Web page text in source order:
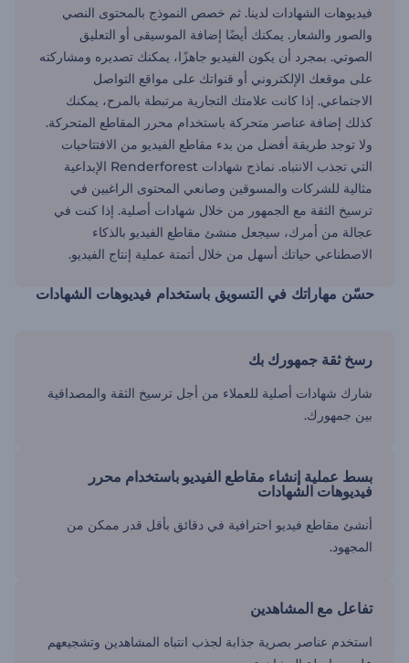
فيديوهات الشهادات لدينا. ثم خصص النموذج بالمحتوى النصي
والصور والشعار. يمكنك أيضًا إضافة الموسيقى أو التعليق
الصوتي. بمجرد أن يكون الفيديو جاهزًا، يمكنك تصديره ومشاركته
على موقعك الإلكتروني أو قنواتك على مواقع التواصل
الاجتماعي. إذا كانت علامتك التجارية مرتبطة بالمرح، يمكنك
كذلك إضافة عناصر متحركة باستخدام محرر المقاطع المتحركة.
ولا توجد طريقة أفضل من بدء مقاطع الفيديو من الافتتاحيات
التي تجذب الانتباه. نماذج شهادات Renderforest الإبداعية
مثالية للشركات والمسوقين وصانعي المحتوى الراغبين في
ترسيخ الثقة مع الجمهور من خلال شهادات أصلية. إذا كنت في
عجالة من أمرك، سيجعل منشئ مقاطع الفيديو بالذكاء
الاصطناعي حياتك أسهل من خلال أتمتة عملية إنتاج الفيديو.
حسّن مهاراتك في التسويق باستخدام فيديوهات الشهادات
رسخ ثقة جمهورك بك
شارك شهادات أصلية للعملاء من أجل ترسيخ الثقة والمصداقية
بين جمهورك.
بسط عملية إنشاء مقاطع الفيديو باستخدام محرر
فيديوهات الشهادات
أنشئ مقاطع فيديو احترافية في دقائق بأقل قدر ممكن من
المجهود.
تفاعل مع المشاهدين
استخدم عناصر بصرية جذابة لجذب انتباه المشاهدين وتشجيعهم